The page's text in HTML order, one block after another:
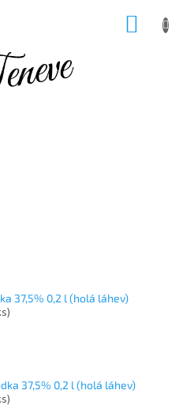
37,5% 0,2 l (holá láhev)
37,5% 0,2 l (holá láhev)